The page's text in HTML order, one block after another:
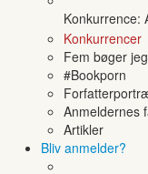
Konkurrence:
Konkurrencer
Fem bøger
#Bookporn
Anmeldernes
Artikler
Bliv anmelder?